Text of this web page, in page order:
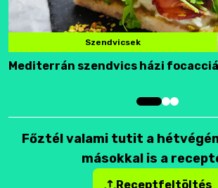
Szendvicsek
Mediterrán szendvics házi
Főztél valami tutit a
másokkal is a
Receptfeltöltés